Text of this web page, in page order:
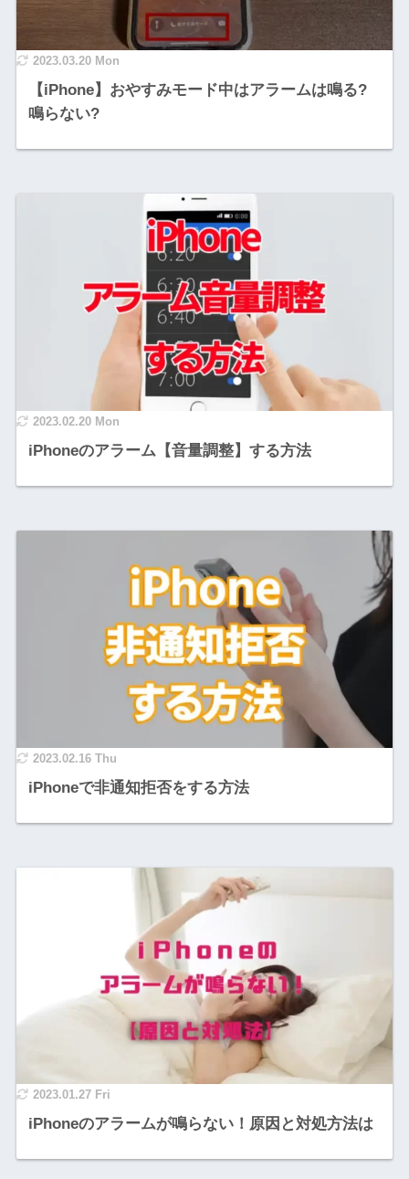
2023.03.20 Mon
【iPhone】おやすみモード中はアラームは鳴る?
鳴らない?
2023.02.20 Mon
iPhoneのアラーム【音量調整】する方法
2023.02.16 Thu
iPhoneで非通知拒否をする方法
2023.01.27 Fri
iPhoneのアラームが鳴らない！原因と対処方法は